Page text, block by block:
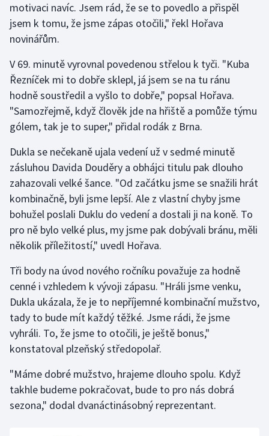
Gymnastika
Házená
Jezdectví
Judo
Krasobruslení
Lezení
Lyže a snowboard
Moderní pětiboj
Motorsport
Olympijské hry
Parasport
Plavání
Plážový volejbal
Ragby
Rychlobruslení
motivaci navíc. Jsem rád, že se to povedlo a přispěl
jsem k tomu, že jsme zápas otočili," řekl Hořava
novinářům.
V 69. minutě vyrovnal povedenou střelou k tyči. "Kuba
Řezníček mi to dobře sklepl, já jsem se na tu ránu
hodně soustředil a vyšlo to dobře," popsal Hořava.
"Samozřejmě, když člověk jde na hřiště a pomůže týmu
gólem, tak je to super," přidal rodák z Brna.
Dukla se nečekaně ujala vedení už v sedmé minutě
zásluhou Davida Douděry a obhájci titulu pak dlouho
zahazovali velké šance. "Od začátku jsme se snažili hrát
kombinačně, byli jsme lepší. Ale z vlastní chyby jsme
bohužel poslali Duklu do vedení a dostali ji na koně. To
pro ně bylo velké plus, my jsme pak dobývali bránu, měli
několik příležitostí," uvedl Hořava.
Tři body na úvod nového ročníku považuje za hodně
cenné i vzhledem k vývoji zápasu. "Hráli jsme venku,
Dukla ukázala, že je to nepříjemné kombinační mužstvo,
tady to bude mít každý těžké. Jsme rádi, že jsme
vyhráli. To, že jsme to otočili, je ještě bonus,"
konstatoval plzeňský středopolař.
"Máme dobré mužstvo, hrajeme dlouho spolu. Když
takhle budeme pokračovat, bude to pro nás dobrá
sezona," dodal dvanáctinásobný reprezentant.